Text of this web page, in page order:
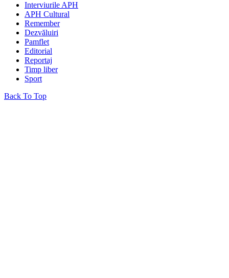
Interviurile APH
APH Cultural
Remember
Dezvăluiri
Pamflet
Editorial
Reportaj
Timp liber
Sport
Back To Top